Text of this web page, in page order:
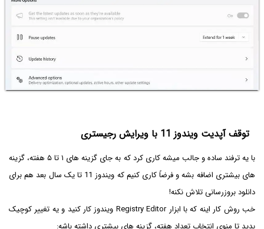
توقف آپدیت ویندوز 11 با ویرایش رجیستری
با یه ترفند ساده و جالب میشه کاری کرد که به جای گزینه های ۱ تا ۵ هفته، گزینه
های بیشتری اضافه بشه و فرضاً کاری کنیم که ویندوز 11 تا یک سال بعد هم برای
دانلود بروزرسانی تلاش نکنه!
خب روش کار اینه که با ابزار Registry Editor ویندوز کار کنید و یه تغییر کوچیک